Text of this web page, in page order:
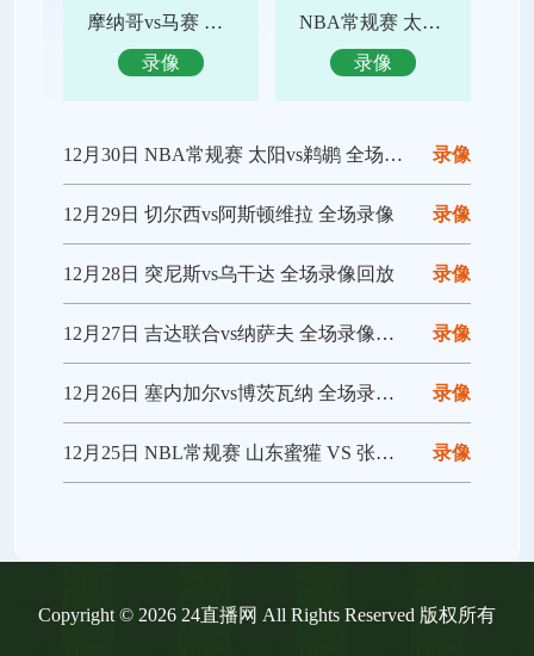
摩纳哥vs马赛 全场录像回放
录像
NBA常规赛 太阳vs鹈鹕 全场集锦
录像
录像
12月30日 NBA常规赛 太阳vs鹈鹕 全场录像回放
录像
12月29日 切尔西vs阿斯顿维拉 全场录像
录像
12月28日 突尼斯vs乌干达 全场录像回放
录像
12月27日 吉达联合vs纳萨夫 全场录像回放
录像
12月26日 塞内加尔vs博茨瓦纳 全场录像回放
录像
12月25日 NBL常规赛 山东蜜獾 VS 张家口体文旅 全场录像
Copyright © 2026 24直播网 All Rights Reserved 版权所有